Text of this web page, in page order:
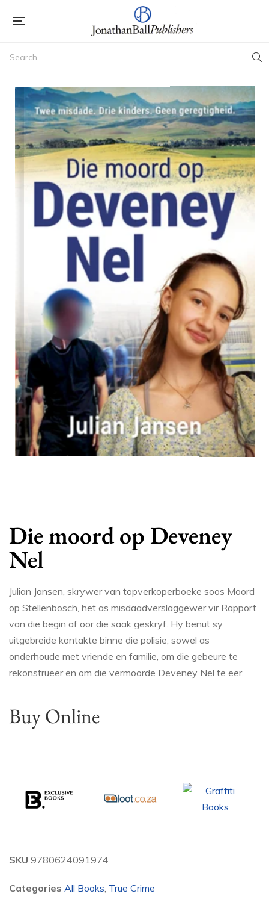
Die moord op Deveney
Nel
Julian Jansen, skrywer van topverkoperboeke soos Moord
op Stellenbosch, het as misdaadverslaggewer vir Rapport
van die begin af oor die saak geskryf. Hy benut sy
uitgebreide kontakte binne die polisie, sowel as
onderhoude met vriende en familie, om die gebeure te
rekonstrueer en om die vermoorde Deveney Nel te eer.
Buy Online
SKU 9780624091974
Categories All Books, True Crime